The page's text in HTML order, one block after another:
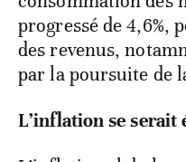
progressé de 4,6%,
des revenus,
par la poursuite de
L’inflation se serait